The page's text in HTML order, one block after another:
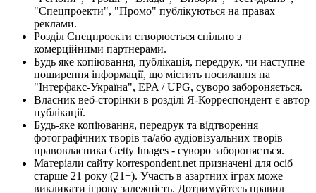
"Спецпроекти", "Промо" публікуються на правах
реклами.
Розділ Спецпроекти створюється спільно з
комерційними партнерами.
Будь яке копіювання, публікація, передрук, чи наступне
поширення інформації, що містить посилання на
"Інтерфакс-Україна", EPA / UPG, суворо забороняється.
Власник веб-сторінки в розділі Я-Корреспондент є автор
публікації.
Будь-яке копіювання, передрук та відтворення
фотографічних творів та/або аудіовізуальних творів
правовласника Getty Images - суворо забороняється.
Матеріали сайту korrespondent.net призначені для осіб
старше 21 року (21+). Участь в азартних іграх може
викликати ігрову залежність. Дотримуйтесь правил